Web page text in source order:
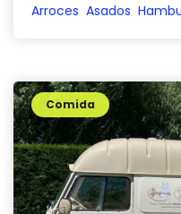
Arroces Asados
Comida